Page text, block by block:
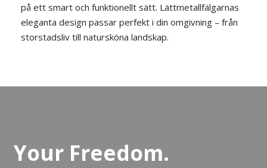
på ett smart och funktionellt sätt. Lättmetallfälgarnas
eleganta design passar perfekt i din omgivning – från
storstadsliv till natursköna landskap.
Your Freedom.